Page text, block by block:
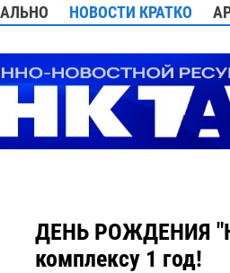
НОВОСТИ КРАТКО
ДЕНЬ РОЖДЕНИЯ
комплексу 1 год!